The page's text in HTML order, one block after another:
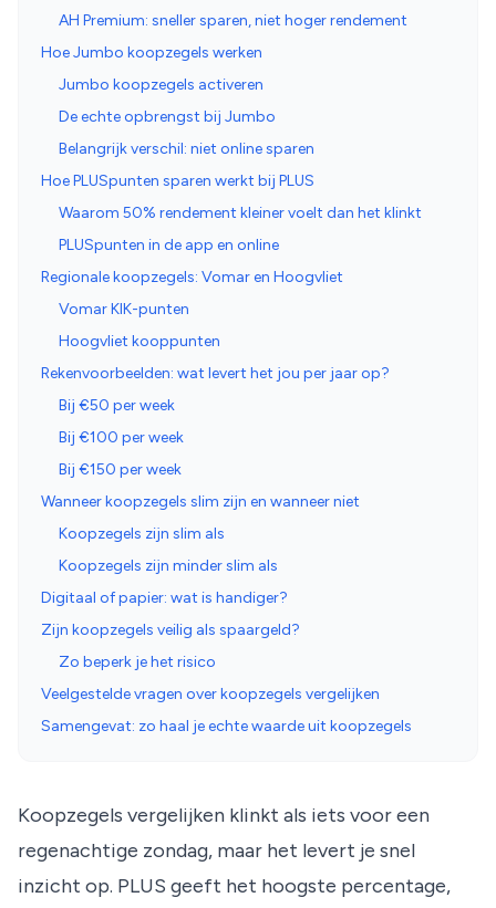
AH Premium: sneller sparen, niet hoger rendement
Hoe Jumbo koopzegels werken
Jumbo koopzegels activeren
De echte opbrengst bij Jumbo
Belangrijk verschil: niet online sparen
Hoe PLUSpunten sparen werkt bij PLUS
Waarom 50% rendement kleiner voelt dan het klinkt
PLUSpunten in de app en online
Regionale koopzegels: Vomar en Hoogvliet
Vomar KIK-punten
Hoogvliet kooppunten
Rekenvoorbeelden: wat levert het jou per jaar op?
Bij €50 per week
Bij €100 per week
Bij €150 per week
Wanneer koopzegels slim zijn en wanneer niet
Koopzegels zijn slim als
Koopzegels zijn minder slim als
Digitaal of papier: wat is handiger?
Zijn koopzegels veilig als spaargeld?
Zo beperk je het risico
Veelgestelde vragen over koopzegels vergelijken
Samengevat: zo haal je echte waarde uit koopzegels
Koopzegels vergelijken klinkt als iets voor een
regenachtige zondag, maar het levert je snel
inzicht op. PLUS geeft het hoogste percentage,